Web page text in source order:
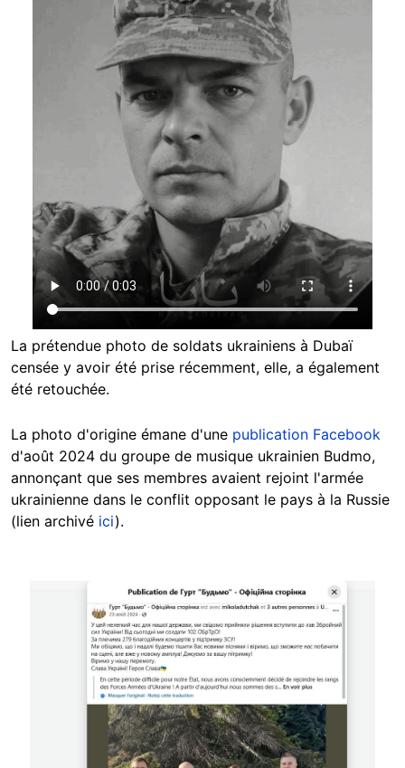
La prétendue photo de soldats ukrainiens à Dubaï
censée y avoir été prise récemment, elle, a également
été retouchée.
La photo d'origine émane d'une publication Facebook
d'août 2024 du groupe de musique ukrainien Budmo,
annonçant que ses membres avaient rejoint l'armée
ukrainienne dans le conflit opposant le pays à la Russie
(lien archivé ici).